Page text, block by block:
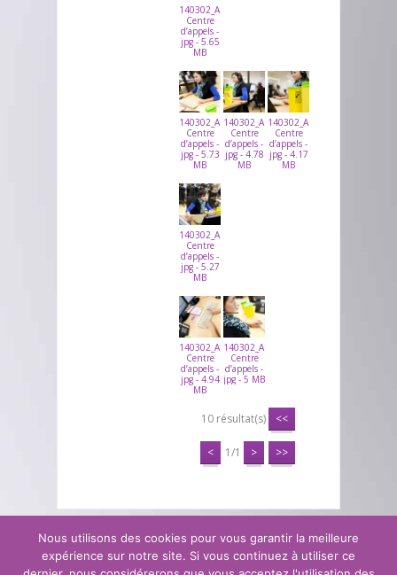
140302_ARVATO_CALLCENTER_04DASTRI
Centre
d’appels -
jpg - 5.65
MB
140302_ARVATO_CALLCENTER_05DASTRI
Centre
d’appels -
jpg - 5.73
MB
140302_ARVATO_CALLCENTER_06DASTRI
Centre
d’appels -
jpg - 4.78
MB
Centre
d’appels -
jpg - 4.17
MB
140302_ARVATO_CALLCENTER_08DASTRI
Centre
d’appels -
jpg - 5.27
MB
140302_ARVATO_CALLCENTER_09DASTRI
Centre
d’appels -
jpg - 4.94
MB
140302_ARVATO_CALLCENTER_10DASTRI
Centre
d’appels -
jpg - 5 MB
10 résultat(s) <<
< 1/1 > >>
Contact Mentions légales
Glossaire
Nos actualités
Presse
Nous utilisons des cookies pour vous garantir la meilleure
expérience sur notre site. Si vous continuez à utiliser ce